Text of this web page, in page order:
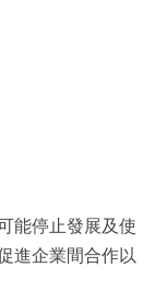
能停止發展及使
進企業間合作以